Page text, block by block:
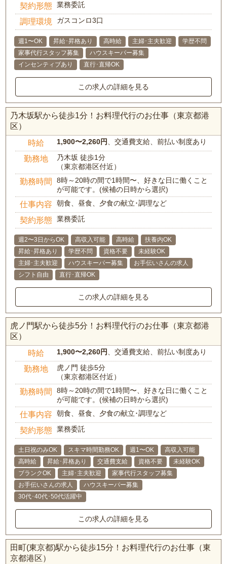
契約形態 業務委託
調理環境 ガスコンロ3口
週1〜OK 昇給･昇格あり 高時給 主婦･主夫歓迎
学歴不問
家事代行スタッフ募集
ハウスキーパー募集
インセンティブあり
直行･直帰OK
この求人の詳細を見る
乃木坂駅から徒歩1分！お料理代行のお仕事（東京都港
区）
時給 1,900〜2,260円 、交通費支給、前払い制度あり
勤務地
乃木坂 徒歩1分
（東京都港区付近）
勤務時間
8時～20時の間で1時間〜、好きな日に働くこと
が可能です。(候補の日時から選択)
仕事内容 朝食、昼食、夕食の献立･調理など
契約形態 業務委託
週2〜3日からOK 高収入可能 高時給
扶養内OK
昇給･昇格あり
学歴不問 資格不要
未経験OK
主婦･主夫歓迎
ハウスキーパー募集
お手伝いさんの求人
シフト自由
直行･直帰OK
この求人の詳細を見る
虎ノ門駅から徒歩5分！お料理代行のお仕事（東京都港
区）
時給 1,900〜2,260円 、交通費支給、前払い制度あり
勤務地
虎ノ門 徒歩5分
（東京都港区付近）
勤務時間
8時～20時の間で1時間〜、好きな日に働くこと
が可能です。(候補の日時から選択)
仕事内容 朝食、昼食、夕食の献立･調理など
契約形態 業務委託
土日祝のみOK スキマ時間勤務OK 週1〜OK
高収入可能
高時給
昇給･昇格あり 交通費支給 資格不要
未経験OK
ブランクOK
主婦･主夫歓迎
家事代行スタッフ募集
お手伝いさんの求人
ハウスキーパー募集
30代･40代･50代活躍中
この求人の詳細を見る
田町(東京都)駅から徒歩15分！お料理代行のお仕事（東
京都港区）